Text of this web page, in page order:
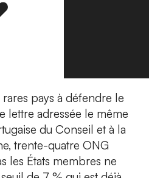
pays à défendre le
lettre adressée le même
du Conseil et à la
trente-quatre ONG
les États membres ne